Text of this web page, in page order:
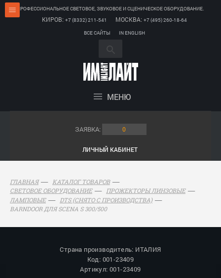
ПРОФЕССИОНАЛЬНОЕ СВЕТОВОЕ, ЗВУКОВОЕ И СЦЕНИЧЕСКОЕ ОБОРУДОВАНИЕ.
КИРОВ: +7 (8332) 211-541 МОСКВА: +7 (495) 260-18-64
ВСЕ САЙТЫ
IN ENGLISH
МЕНЮ
ЗАЯВКА: 0
ЛИЧНЫЙ КАБИНЕТ
ГЛАВНАЯ
КАТАЛОГ ТОВАРОВ
СВЕТОВОЕ ОБОРУДОВАНИЕ
ПРОЖЕКТОРЫ ЛИНЗОВЫЕ
ЛАМПОВЫЕ
DTS (СНЯТО С ПРОИЗВОДСТВА)
BARNDOOR ДЛЯ SCENA S 300/500
Страна производитель: ИТАЛИЯ
Код: 001-23409
Артикул: 001-23409